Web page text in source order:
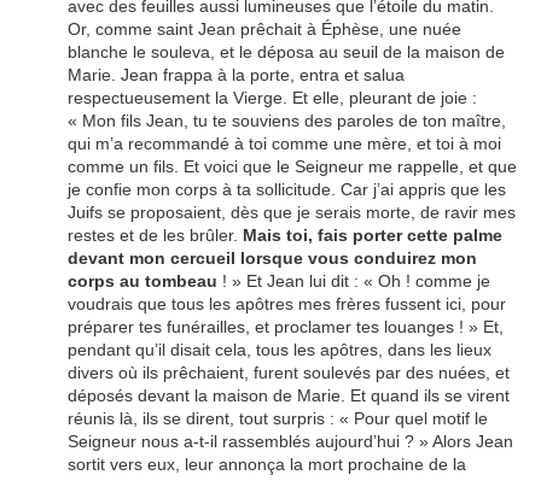
avec des feuilles aussi lumineuses que l’étoile du matin.
Or, comme saint Jean prêchait à Éphèse, une nuée
blanche le souleva, et le déposa au seuil de la maison de
Marie. Jean frappa à la porte, entra et salua
respectueusement la Vierge. Et elle, pleurant de joie :
« Mon fils Jean, tu te souviens des paroles de ton maître,
qui m’a recommandé à toi comme une mère, et toi à moi
comme un fils. Et voici que le Seigneur me rappelle, et que
je confie mon corps à ta sollicitude. Car j’ai appris que les
Juifs se proposaient, dès que je serais morte, de ravir mes
restes et de les brûler. Mais toi, fais porter cette palme
devant mon cercueil lorsque vous conduirez mon
corps au tombeau ! » Et Jean lui dit : « Oh ! comme je
voudrais que tous les apôtres mes frères fussent ici, pour
préparer tes funérailles, et proclamer tes louanges ! » Et,
pendant qu’il disait cela, tous les apôtres, dans les lieux
divers où ils prêchaient, furent soulevés par des nuées, et
déposés devant la maison de Marie. Et quand ils se virent
réunis là, ils se dirent, tout surpris : « Pour quel motif le
Seigneur nous a-t-il rassemblés aujourd’hui ? » Alors Jean
sortit vers eux, leur annonça la mort prochaine de la